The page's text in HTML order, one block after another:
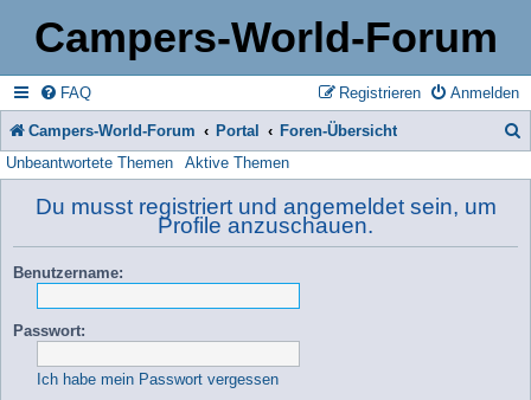
Campers-World-Forum
FAQ Anmelden
Registrieren
Campers-World-Forum Portal Foren-Übersicht
Unbeantwortete Themen Aktive Themen
Du musst registriert und angemeldet sein, um
Profile anzuschauen.
Benutzername:
Passwort:
Ich habe mein Passwort vergessen